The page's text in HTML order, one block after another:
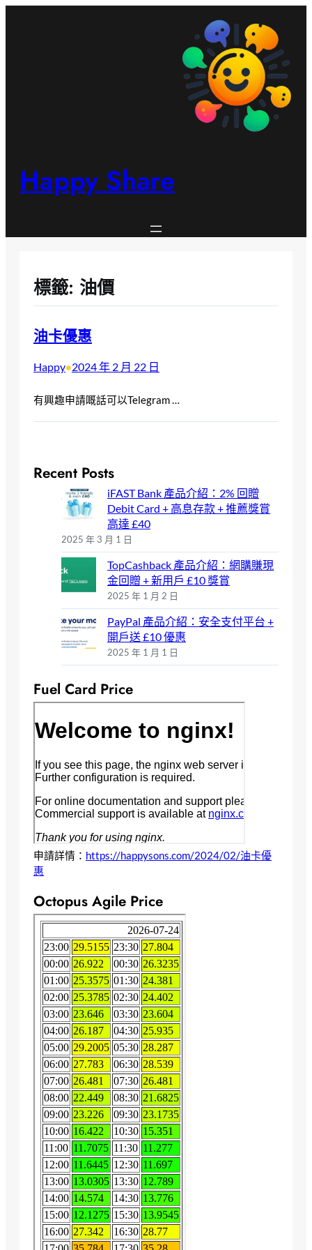
Happy Share
標籤: 油價
油卡優惠
Happy•2024 年 2 月 22 日
有興趣申請嘅話可以Telegram …
Recent Posts
iFAST Bank 產品介紹：2% 回贈
Debit Card + 高息存款 + 推薦獎賞
高達 £40
2025 年 3 月 1 日
TopCashback 產品介紹：網購賺現
金回贈 + 新用戶 £10 獎賞
2025 年 1 月 2 日
PayPal 產品介紹：安全支付平台 +
開戶送 £10 優惠
2025 年 1 月 1 日
Fuel Card Price
申請詳情： https://happysons.com/2024/02/油卡優
惠
Octopus Agile Price